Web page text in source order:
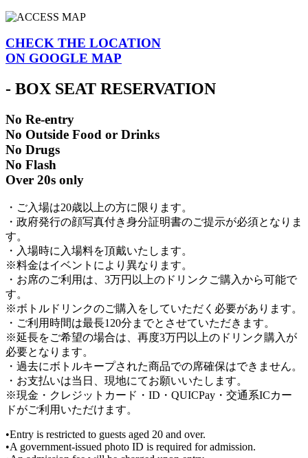
CHECK THE LOCATION
ON GOOGLE MAP
- BOX SEAT RESERVATION
No Re-entry
No Outside Food or Drinks
No Drugs
No Flash
Over 20s only
・ご入場は20歳以上の方に限ります。
・政府発行の顔写真付き身分証明書のご提示が必須となりま
す。
・入場時に入場料を頂戴いたします。
※料金はイベントにより異なります。
・お席のご利用は、3万円以上のドリンクご購入から可能で
す。
※ボトルドリンクのご購入をしていただく必要があります。
・ご利用時間は最長120分までとさせていただきます。
※延長をご希望の場合は、再度3万円以上のドリンク購入が
必要となります。
・過去にボトルキープされた商品での席確保はできません。
・お支払いは当日、現地にてお願いいたします。
※現金・クレジットカード・ID・QUICPay・交通系ICカー
ドがご利用いただけます。
•Entry is restricted to guests aged 20 and over.
•A government-issued photo ID is required for admission.